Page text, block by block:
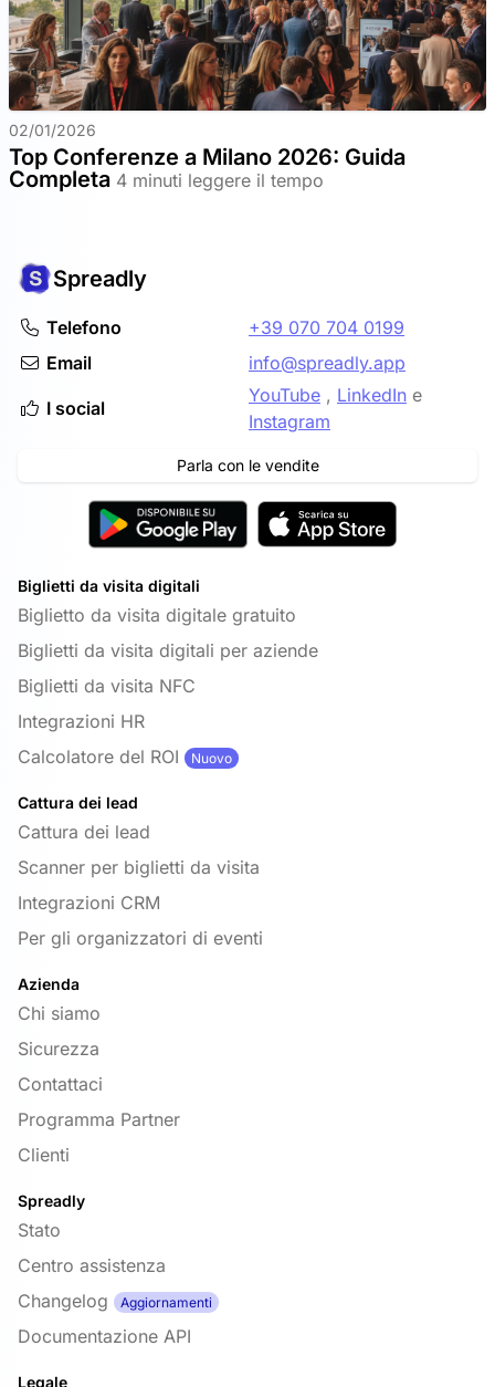
02/01/2026
Top Conferenze a Milano 2026: Guida
Completa 4 minuti leggere il tempo
Spreadly
Telefono
+39 070 704 0199
Email
info@spreadly.app
I social
YouTube , LinkedIn e
Instagram
Parla con le vendite
Biglietti da visita digitali
Biglietto da visita digitale gratuito
Biglietti da visita digitali per aziende
Biglietti da visita NFC
Integrazioni HR
Calcolatore del ROI
Nuovo
Cattura dei lead
Cattura dei lead
Scanner per biglietti da visita
Integrazioni CRM
Per gli organizzatori di eventi
Azienda
Chi siamo
Sicurezza
Contattaci
Programma Partner
Clienti
Spreadly
Stato
Centro assistenza
Changelog
Aggiornamenti
Documentazione API
Legale